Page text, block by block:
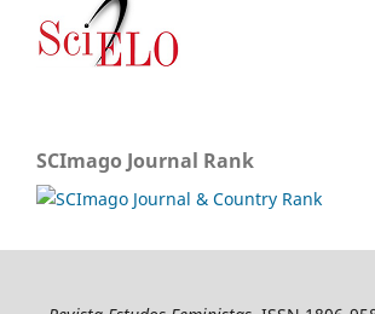
SCImago Journal Rank